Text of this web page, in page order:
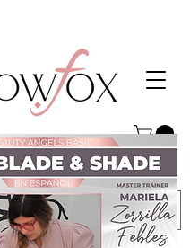
natural con tratamientos faciales, láser, cejas y PMU
el exclusivo Head Spa Clínico del sur de Puerto
de bienestar y renovación.